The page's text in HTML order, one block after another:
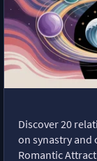
Discover 20
on synastry and
Romantic